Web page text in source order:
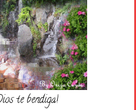
te bendiga!